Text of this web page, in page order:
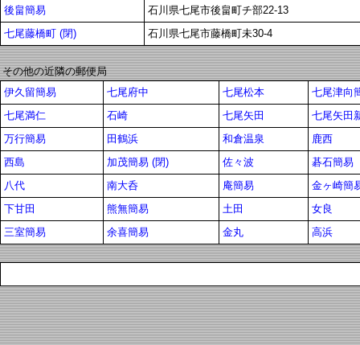
後畠簡易
石川県七尾市後畠町チ部22-13
七尾藤橋町 (閉)
石川県七尾市藤橋町未30-4
その他の近隣の郵便局
伊久留簡易
七尾府中 七尾松本
七尾津向
七尾満仁
石崎 七尾矢田
七尾矢田
万行簡易
田鶴浜 和倉温泉
鹿西
西島
加茂簡易 (閉) 佐々波
碁石簡易
八代
南大呑 庵簡易
金ヶ崎簡
下甘田
熊無簡易 土田
女良
三室簡易
余喜簡易 金丸 高浜